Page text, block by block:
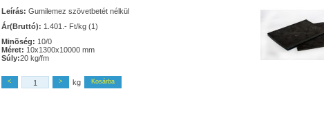
Leírás: Gumilemez szövetbetét nélkül
Ár(Bruttó): 1.401.- Ft/kg (1)
Minõség: 10/0
Méret: 10x1300x10000 mm
Súly:20 kg/fm
< > kg Kosárba